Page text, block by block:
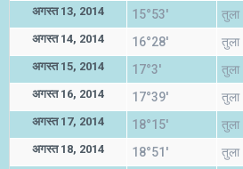
अगस्त 13, 2014 15°53' तुला
अगस्त 14, 2014 16°28' तुला
अगस्त 15, 2014 17°3' तुला
अगस्त 16, 2014 17°39' तुला
अगस्त 17, 2014 18°15' तुला
अगस्त 18, 2014 18°51' तुला